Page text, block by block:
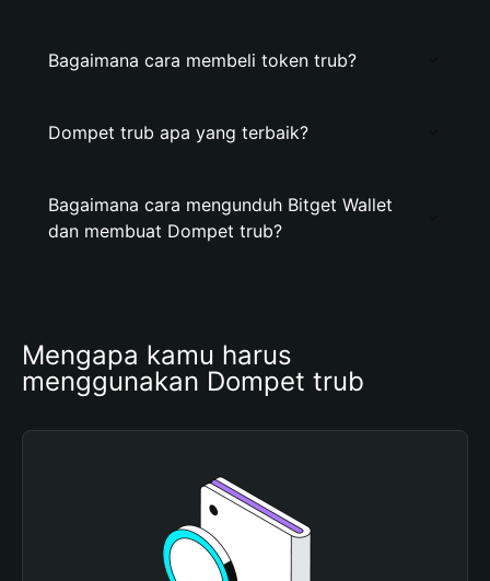
Bagaimana cara membeli token trub?
Dompet trub apa yang terbaik?
Bagaimana cara mengunduh Bitget Wallet
dan membuat Dompet trub?
Mengapa kamu harus
menggunakan Dompet trub